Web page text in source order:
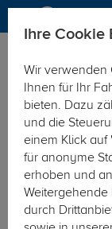
Hier geht's zur
Ihre
Wir verwenden
Ihnen für Ihr
bieten. Dazu
und die
einem Klick auf
für anonyme
erhoben und
Weitergehende
durch